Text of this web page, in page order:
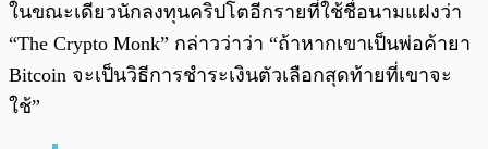
ในขณะเดียวนักลงทุนคริปโตอีกรายที่ใช้ชื่อนามแฝงว่า
“The Crypto Monk” กล่าวว่าว่า “ถ้าหากเขาเป็นพ่อค้ายา
Bitcoin จะเป็นวิธีการชำระเงินตัวเลือกสุดท้ายที่เขาจะ
ใช้”